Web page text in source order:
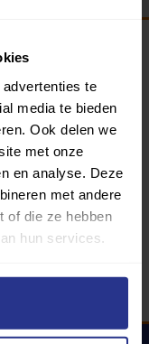
te
media te bieden
Ook delen we
met onze
en analyse. Deze
met andere
of die ze hebben
hun services.
340 gemeenten